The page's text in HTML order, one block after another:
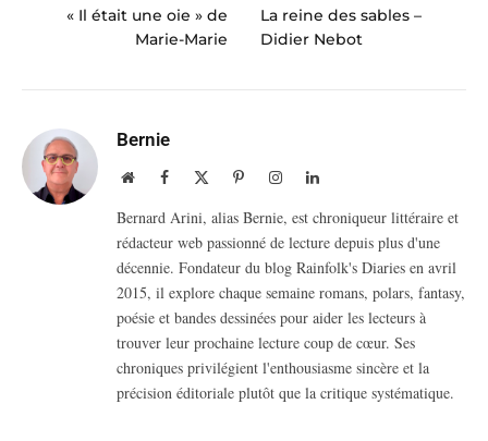
« Il était une oie » de
Marie-Marie
La reine des sables –
Didier Nebot
Bernie
WebsiteFacebook PinterestInstagramLinkedIn
Bernard Arini, alias Bernie, est chroniqueur littéraire et
rédacteur web passionné de lecture depuis plus d'une
décennie. Fondateur du blog Rainfolk's Diaries en avril
2015, il explore chaque semaine romans, polars, fantasy,
poésie et bandes dessinées pour aider les lecteurs à
trouver leur prochaine lecture coup de cœur. Ses
chroniques privilégient l'enthousiasme sincère et la
précision éditoriale plutôt que la critique systématique.